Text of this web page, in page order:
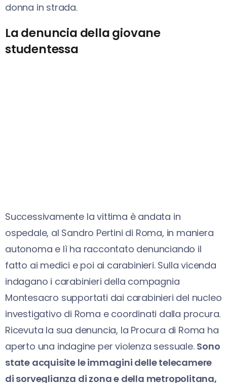
donna in strada.
La denuncia della giovane
studentessa
Successivamente la vittima è andata in
ospedale, al Sandro Pertini di Roma, in maniera
autonoma e lì ha raccontato denunciando il
fatto ai medici e poi ai carabinieri. Sulla vicenda
indagano i carabinieri della compagnia
Montesacro supportati dai carabinieri del nucleo
investigativo di Roma e coordinati dalla procura.
Ricevuta la sua denuncia, la Procura di Roma ha
aperto una indagine per violenza sessuale. Sono
state acquisite le immagini delle telecamere
di sorveglianza di zona e della metropolitana,